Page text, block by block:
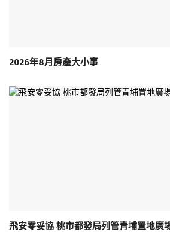
2026年8月房產大小事
飛安零妥協 桃市都發局列管青埔置地廣